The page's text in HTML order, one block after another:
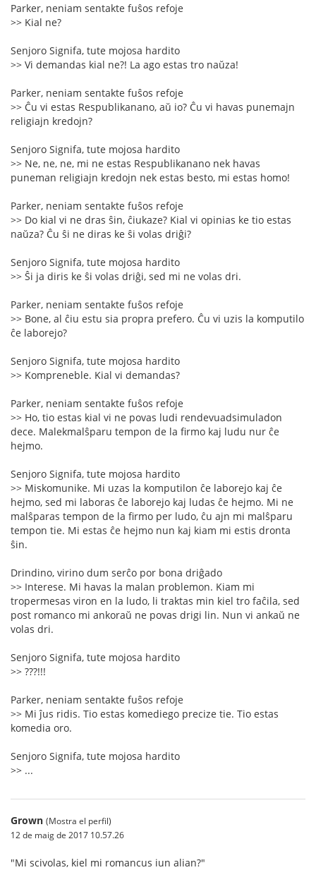
Parker, neniam sentakte fuŝos refoje
>> Kial ne?
Senjoro Signifa, tute mojosa hardito
>> Vi demandas kial ne?! La ago estas tro naŭza!
Parker, neniam sentakte fuŝos refoje
>> Ĉu vi estas Respublikanano, aŭ io? Ĉu vi havas punemajn
religiajn kredojn?
Senjoro Signifa, tute mojosa hardito
>> Ne, ne, ne, mi ne estas Respublikanano nek havas
puneman religiajn kredojn nek estas besto, mi estas homo!
Parker, neniam sentakte fuŝos refoje
>> Do kial vi ne dras ŝin, ĉiukaze? Kial vi opinias ke tio estas
naŭza? Ĉu ŝi ne diras ke ŝi volas driĝi?
Senjoro Signifa, tute mojosa hardito
>> Ŝi ja diris ke ŝi volas driĝi, sed mi ne volas dri.
Parker, neniam sentakte fuŝos refoje
>> Bone, al ĉiu estu sia propra prefero. Ĉu vi uzis la komputilo
ĉe laborejo?
Senjoro Signifa, tute mojosa hardito
>> Kompreneble. Kial vi demandas?
Parker, neniam sentakte fuŝos refoje
>> Ho, tio estas kial vi ne povas ludi rendevuadsimuladon
dece. Malekmalŝparu tempon de la firmo kaj ludu nur ĉe
hejmo.
Senjoro Signifa, tute mojosa hardito
>> Miskomunike. Mi uzas la komputilon ĉe laborejo kaj ĉe
hejmo, sed mi laboras ĉe laborejo kaj ludas ĉe hejmo. Mi ne
malŝparas tempon de la firmo per ludo, ĉu ajn mi malŝparu
tempon tie. Mi estas ĉe hejmo nun kaj kiam mi estis dronta
ŝin.
Drindino, virino dum serĉo por bona driĝado
>> Interese. Mi havas la malan problemon. Kiam mi
tropermesas viron en la ludo, li traktas min kiel tro faĉila, sed
post romanco mi ankoraŭ ne povas drigi lin. Nun vi ankaŭ ne
volas dri.
Senjoro Signifa, tute mojosa hardito
>> ???!!!
Parker, neniam sentakte fuŝos refoje
>> Mi ĵus ridis. Tio estas komediego precize tie. Tio estas
komedia oro.
Senjoro Signifa, tute mojosa hardito
>> ...
Grown (Mostra el perfil)
12 de maig de 2017 10.57.26
"Mi scivolas, kiel mi romancus iun alian?"